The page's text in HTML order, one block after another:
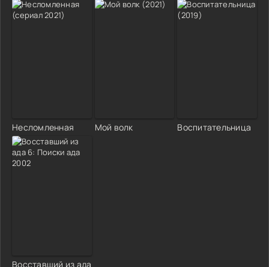
Несломленная Мой волк Воспитательница
Восставший из ада